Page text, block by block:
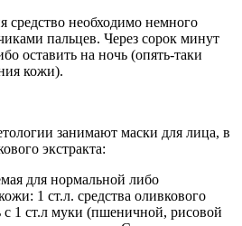
средство необходимо немного
пальцев. Через сорок минут
оставить на ночь (опять-таки
кожи).
занимают маски для лица, в
экстракта:
для нормальной либо
1 ст.л. средства оливкового
с 1 ст.л муки (пшеничной, рисовой